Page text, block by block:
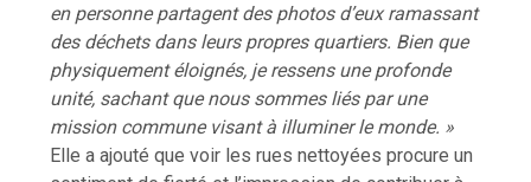
en personne partagent des photos d’eux ramassant
des déchets dans leurs propres quartiers. Bien que
physiquement éloignés, je ressens une profonde
unité, sachant que nous sommes liés par une
mission commune visant à illuminer le monde. »
Elle a ajouté que voir les rues nettoyées procure un